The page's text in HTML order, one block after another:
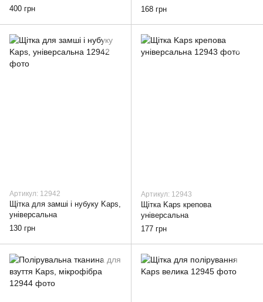
400 грн 168 грн
Артикул: 12942
Щітка для замші і нубуку Kaps,
універсальна
130 грн
Артикул: 12943
Щітка Kaps крепова
універсальна
177 грн